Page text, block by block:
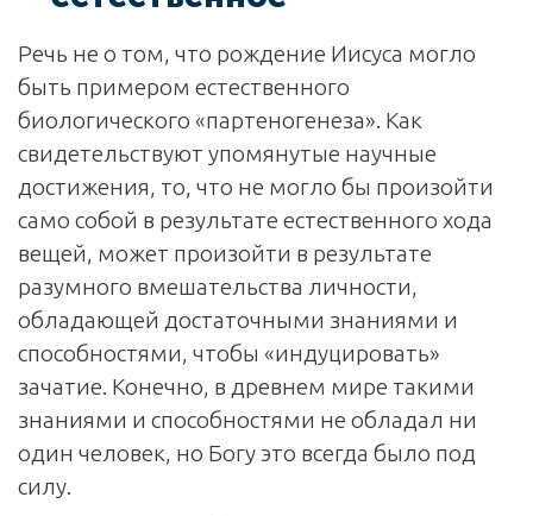
Речь не о том, что рождение Иисуса могло
быть примером естественного
биологического «партеногенеза». Как
свидетельствуют упомянутые научные
достижения, то, что не могло бы произойти
само собой в результате естественного хода
вещей, может произойти в результате
разумного вмешательства личности,
обладающей достаточными знаниями и
способностями, чтобы «индуцировать»
зачатие. Конечно, в древнем мире такими
знаниями и способностями не обладал ни
один человек, но Богу это всегда было под
силу.